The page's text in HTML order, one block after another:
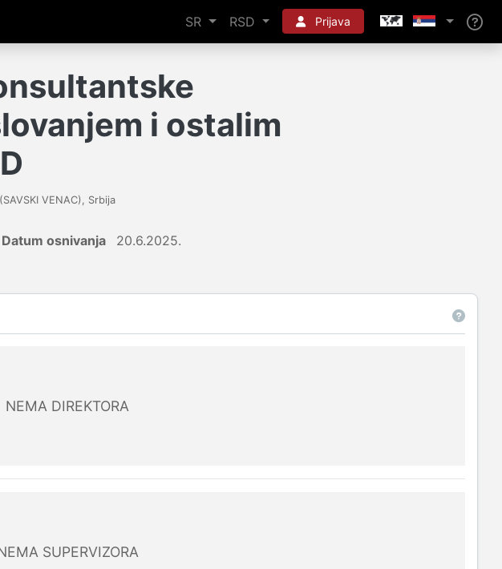
SR RSD Prijava
i ostalim
VENAC), Srbija
Datum osnivanja 20.6.2025.
NEMA DIREKTORA
SUPERVIZORA